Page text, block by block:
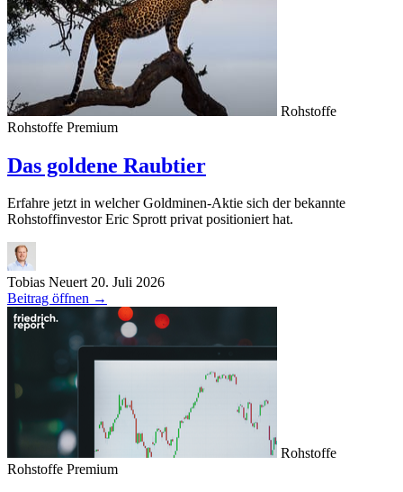
Rohstoffe
Rohstoffe Premium
Das goldene Raubtier
Erfahre jetzt in welcher Goldminen-Aktie sich der bekannte
Rohstoffinvestor Eric Sprott privat positioniert hat.
Tobias Neuert 20. Juli 2026
Beitrag öffnen →
Rohstoffe
Rohstoffe Premium